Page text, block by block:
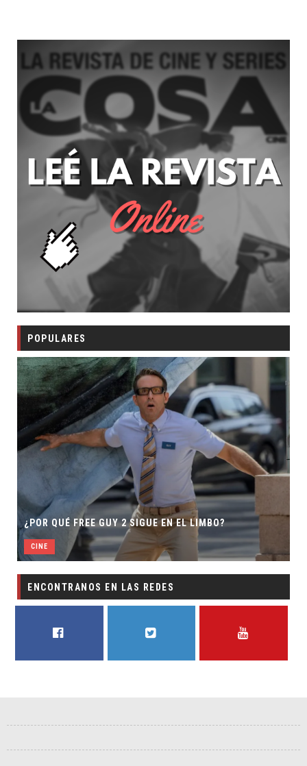
POPULARES
SECUELA DE JURASSIC WORLD REBIRTH
DIRECTOR
CINE
ENCONTRANOS EN LAS REDES